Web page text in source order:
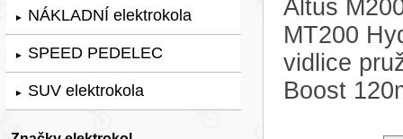
► NÁKLADNÍ elektrokola
► SPEED PEDELEC
► SUV elektrokola
Altus
MT200
vidlice
Boost